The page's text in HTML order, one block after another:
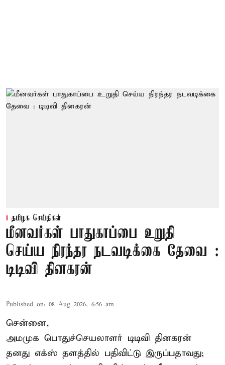
தமிழக செய்திகள்
மீனவர்கள் பாதுகாப்பை உறுதி
செய்ய நிரந்தர நடவடிக்கை தேவை :
டிடிவி தினகரன்
Published on: 08 Aug 2026, 6:56 am
சென்னை,
அமமுக பொதுச்செயலாளர் டிடிவி தினகரன்
தனது எக்ஸ் தளத்தில் பதிவிட்டு இருப்பதாவது;